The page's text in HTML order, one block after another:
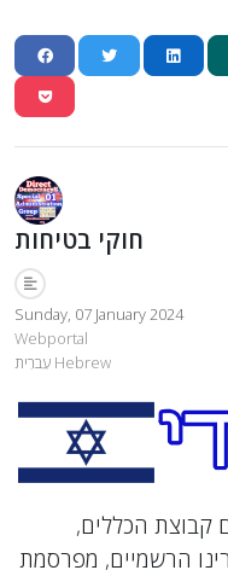
חוקי בטיחות
Sunday, 07 January 2024
Webportal
עִברִית Hebrew
קבוצת הכללים,
הרשמיים, מפרסמת